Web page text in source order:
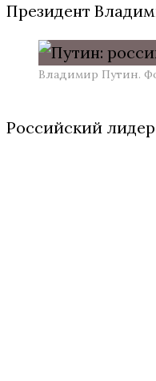
Президент
Владимир Путин.
Российский